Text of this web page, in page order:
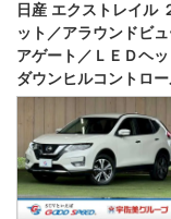
日産 エクストレイル
ット／アラウンドビ
アゲート／ＬＥＤヘ
ダウンヒルコントロ